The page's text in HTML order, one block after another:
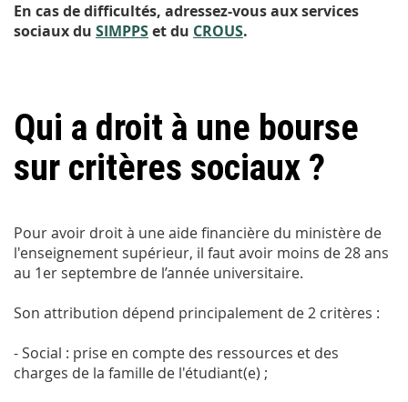
En cas de difficultés, adressez-vous aux services
sociaux du SIMPPSet du CROUS.
Qui a droit à une bourse
sur critères sociaux ?
Pour avoir droit à une aide financière du ministère de
l'enseignement supérieur, il faut avoir moins de 28 ans
au 1er septembre de l’année universitaire.
Son attribution dépend principalement de 2 critères :
- Social : prise en compte des ressources et des
charges de la famille de l'étudiant(e) ;